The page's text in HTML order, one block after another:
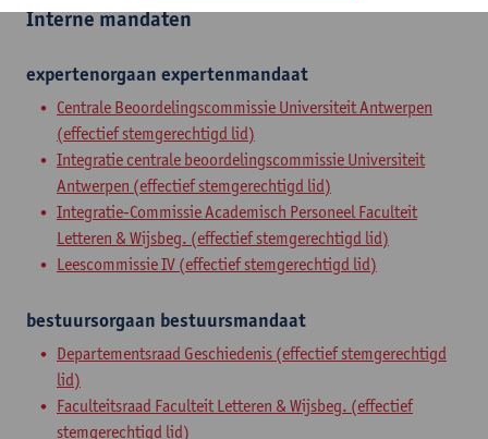
Interne mandaten
expertenorgaan expertenmandaat
Centrale Beoordelingscommissie Universiteit Antwerpen
(effectief stemgerechtigd lid)
Integratie centrale beoordelingscommissie Universiteit
Antwerpen (effectief stemgerechtigd lid)
Integratie-Commissie Academisch Personeel Faculteit
Letteren & Wijsbeg. (effectief stemgerechtigd lid)
Leescommissie IV (effectief stemgerechtigd lid)
bestuursorgaan bestuursmandaat
Departementsraad Geschiedenis (effectief stemgerechtigd
lid)
Faculteitsraad Faculteit Letteren & Wijsbeg. (effectief
stemgerechtigd lid)